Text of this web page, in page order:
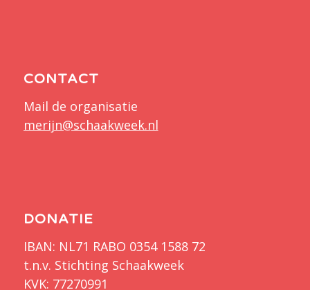
CONTACT
Mail de organisatie
merijn@schaakweek.nl
DONATIE
IBAN: NL71 RABO 0354 1588 72
t.n.v. Stichting Schaakweek
KVK: 77270991